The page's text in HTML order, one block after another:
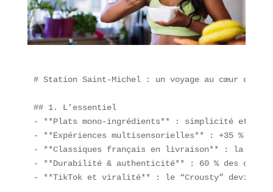
# Station Saint-Michel : un voyage au cœur des
## 1. L’essentiel
- **Plats mono-ingrédients** : simplicité et
- **Expériences multisensorielles** : +35 % de
- **Classiques français en livraison** : la
- **Durabilité & authenticité** : 60 % des
- **TikTok et viralité** : le “Crousty” devient